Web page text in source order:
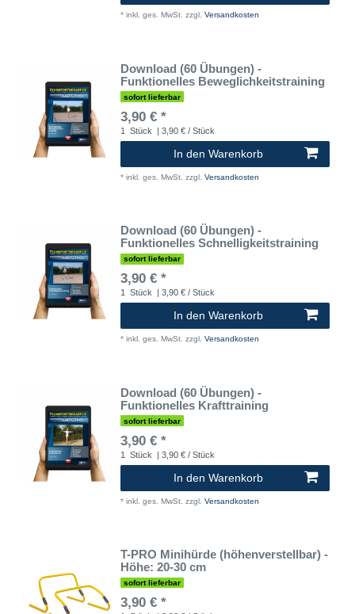
* inkl. ges. MwSt. zzgl. Versandkosten
Download (60 Übungen) -
Funktionelles Beweglichkeitstraining
sofort lieferbar
3,90 € *
1 Stück | 3,90 € / Stück
In den Warenkorb
* inkl. ges. MwSt. zzgl. Versandkosten
Download (60 Übungen) -
Funktionelles Schnelligkeitstraining
sofort lieferbar
3,90 € *
1 Stück | 3,90 € / Stück
In den Warenkorb
* inkl. ges. MwSt. zzgl. Versandkosten
Download (60 Übungen) -
Funktionelles Krafttraining
sofort lieferbar
3,90 € *
1 Stück | 3,90 € / Stück
In den Warenkorb
* inkl. ges. MwSt. zzgl. Versandkosten
T-PRO Minihürde (höhenverstellbar) -
Höhe: 20-30 cm
sofort lieferbar
3,90 € *